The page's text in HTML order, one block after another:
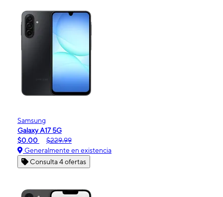
Samsung
Galaxy A17 5G
$0.00
$229.99
Generalmente en existencia
Consulta 4 ofertas